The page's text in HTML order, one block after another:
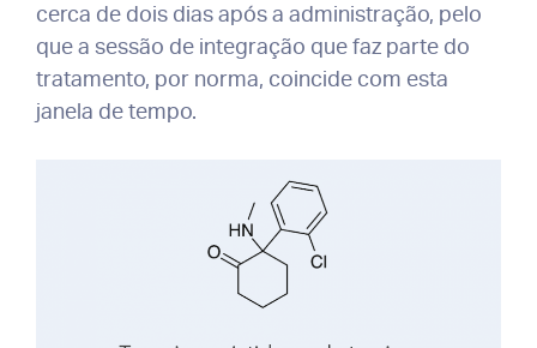
cerca de dois dias após a administração, pelo
que a sessão de integração que faz parte do
tratamento, por norma, coincide com esta
janela de tempo.